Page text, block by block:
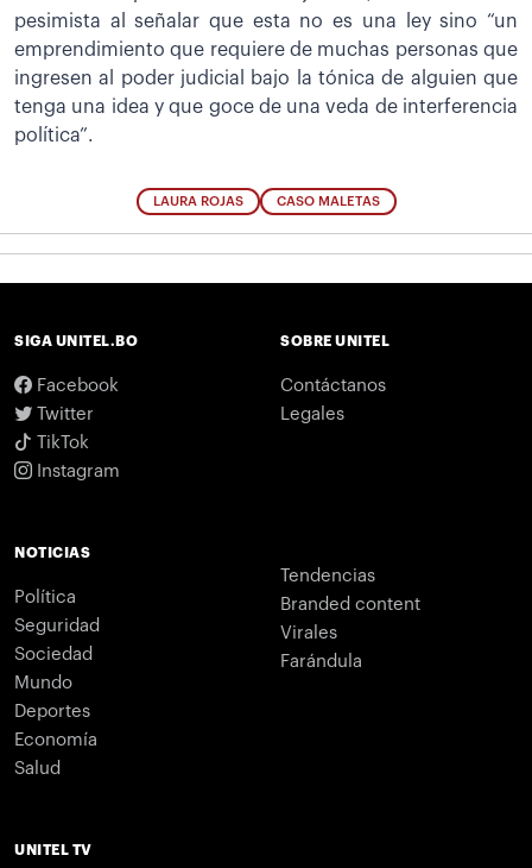
pesimista al señalar que esta no es una ley sino “un
emprendimiento que requiere de muchas personas que
ingresen al poder judicial bajo la tónica de alguien que
tenga una idea y que goce de una veda de interferencia
política”.
LAURA ROJAS CASO MALETAS
SIGA UNITEL.BO
Facebook
Twitter
TikTok
Instagram
SOBRE UNITEL
Contáctanos
Legales
NOTICIAS
Política
Seguridad
Sociedad
Mundo
Deportes
Economía
Salud
Tendencias
Branded content
Virales
Farándula
UNITEL TV